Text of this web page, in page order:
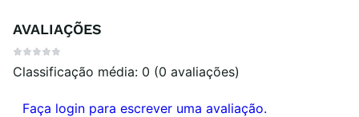
AVALIAÇÕES
Classificação média: 0 (0 avaliações)
Faça login para escrever uma avaliação.